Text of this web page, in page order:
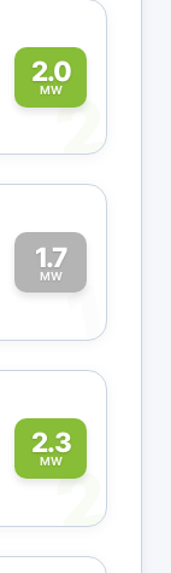
2.0
MW2
1.7
MW1
2.3
MW2